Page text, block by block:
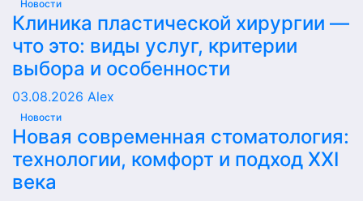
Новости
Клиника пластической хирургии —
что это: виды услуг, критерии
выбора и особенности
03.08.2026 Alex
Новости
Новая современная стоматология:
технологии, комфорт и подход XXI
века